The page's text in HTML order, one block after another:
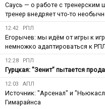
Саусь — о работе с тренерским
тренер внедряет что-то
12:42 РПЛ
Егорычев: мы идём от игры к
немножко адаптироваться к РПЛ
12:28 РПЛ
Гурцкая: "Зенит" пытается
12:03 АПЛ
Источник: "Арсенал" и
Гимарайнса